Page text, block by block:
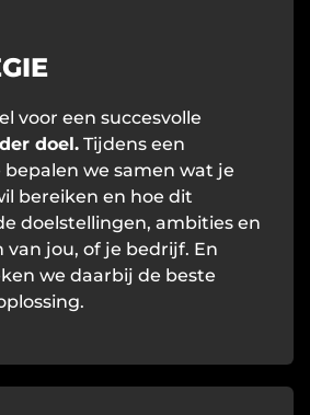
voor een succesvolle
doel. Tijdens een
bepalen we samen wat je
bereiken en hoe dit
doelstellingen, ambities en
jou, of je bedrijf. En
we daarbij de beste